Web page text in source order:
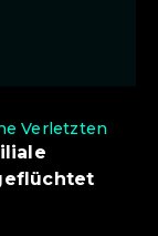
Verletzten